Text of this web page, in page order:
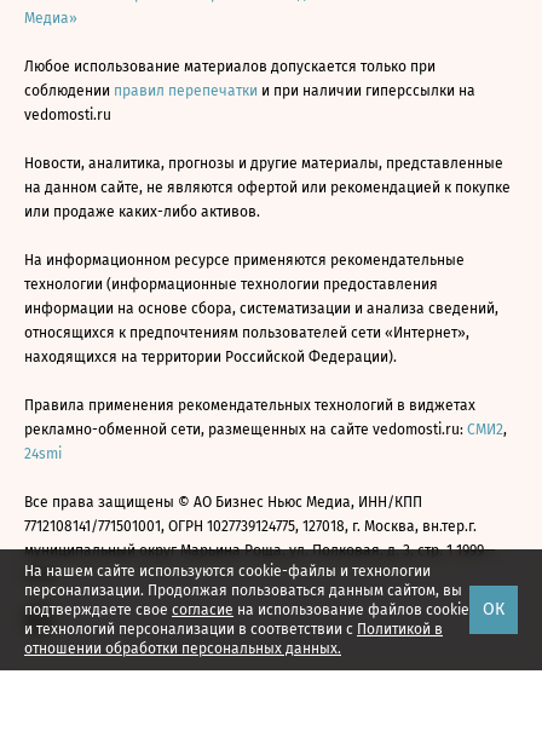
На нашем сайте используются cookie-файлы и технологии
персонализации. Продолжая пользоваться данным сайтом, вы
подтверждаете свое согласие на использование файлов cookie
и технологий персонализации в соответствии с Политикой в
отношении обработки персональных данных.
ОК
Медиа»
Любое использование материалов допускается только при
соблюдении правил перепечатки и при наличии гиперссылки на
vedomosti.ru
Новости, аналитика, прогнозы и другие материалы, представленные
на данном сайте, не являются офертой или рекомендацией к покупке
или продаже каких-либо активов.
На информационном ресурсе применяются рекомендательные
технологии (информационные технологии предоставления
информации на основе сбора, систематизации и анализа сведений,
относящихся к предпочтениям пользователей сети «Интернет»,
находящихся на территории Российской Федерации).
Правила применения рекомендательных технологий в виджетах
рекламно-обменной сети, размещенных на сайте vedomosti.ru: СМИ2,
24smi
Все права защищены © АО Бизнес Ньюс Медиа, ИНН/КПП
7712108141/771501001, ОГРН 1027739124775, 127018, г. Москва, вн.тер.г.
муниципальный округ Марьина Роща, ул. Полковая, д. 3, стр. 1 1999—
2026